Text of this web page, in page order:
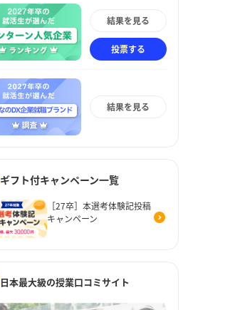
結果を見る
投票する
結果を見る
ギフト付キャンペーン一覧
［27卒］本選考体験記投稿
キャンペーン
日本最大級の授業口コミサイト